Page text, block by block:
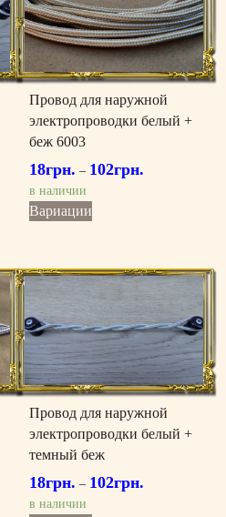
можно
выбрать
на
странице
товара.
Провод для наружной
электропроводки белый +
беж 6003
18грн. – 102грн.
в наличии
Вариации
несколько
Опции
можно
выбрать
на
странице
товара.
Провод для наружной
электропроводки белый +
темный беж
18грн. – 102грн.
в наличии